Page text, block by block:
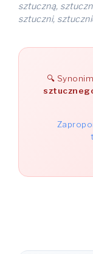
sztuczną,
sztuczni,